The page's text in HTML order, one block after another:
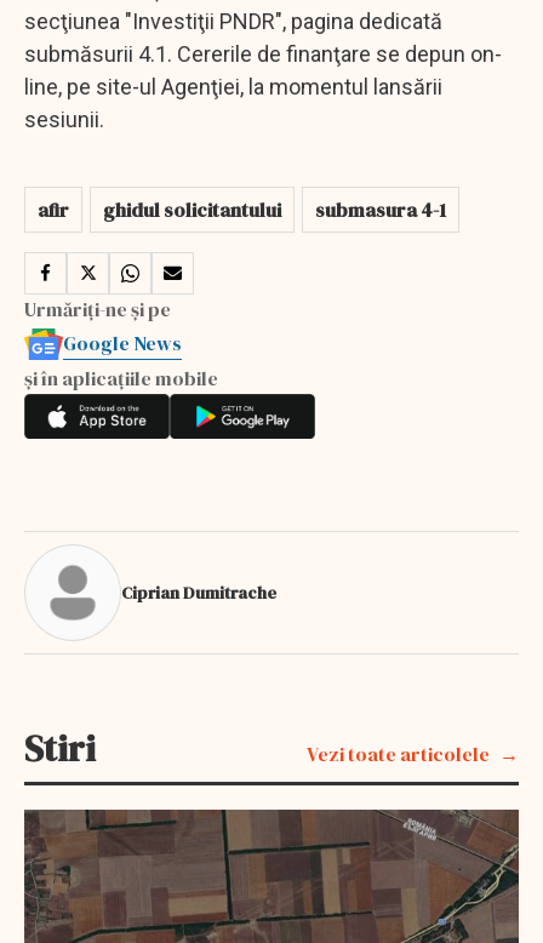
secţiunea "Investiţii PNDR", pagina dedicată
submăsurii 4.1. Cererile de finanţare se depun on-
line, pe site-ul Agenţiei, la momentul lansării
sesiunii.
afir ghidul solicitantului submasura 4-1
Urmăriți-ne și pe
Google News
și în aplicațiile mobile
Ciprian Dumitrache
Stiri Vezi toate articolele